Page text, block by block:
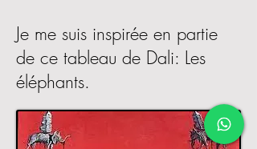
Je me suis inspirée en partie
de ce tableau de Dali: Les
éléphants.